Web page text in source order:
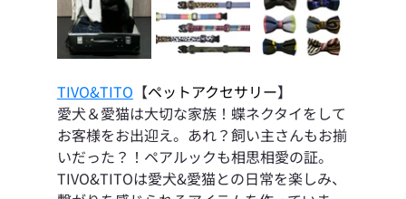
TIVO&TITO 【ペットアクセサリー】
愛犬＆愛猫は大切な家族！蝶ネクタイをして
お客様をお出迎え。あれ？飼い主さんもお揃
いだった？！ペアルックも相思相愛の証。
TIVO&TITOは愛犬&愛猫との日常を楽しみ、